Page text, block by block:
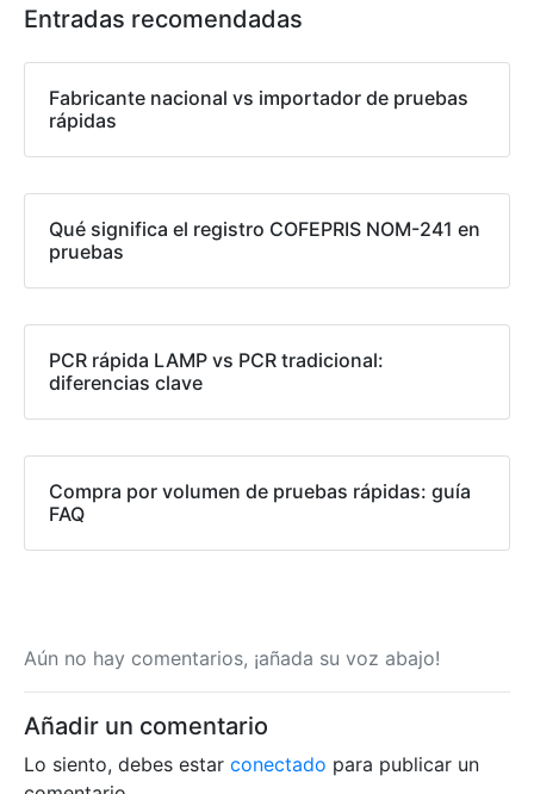
Entradas recomendadas
Fabricante nacional vs importador de pruebas
rápidas
Qué significa el registro COFEPRIS NOM-241 en
pruebas
PCR rápida LAMP vs PCR tradicional:
diferencias clave
Compra por volumen de pruebas rápidas: guía
FAQ
Aún no hay comentarios, ¡añada su voz abajo!
Añadir un comentario
Lo siento, debes estar conectado para publicar un